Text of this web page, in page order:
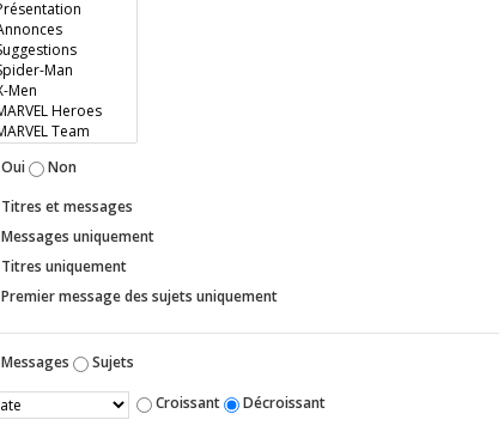
Oui
Non
Titres et messages
Messages uniquement
Titres uniquement
Premier message des sujets uniquement
Messages
Sujets
Croissant
Décroissant